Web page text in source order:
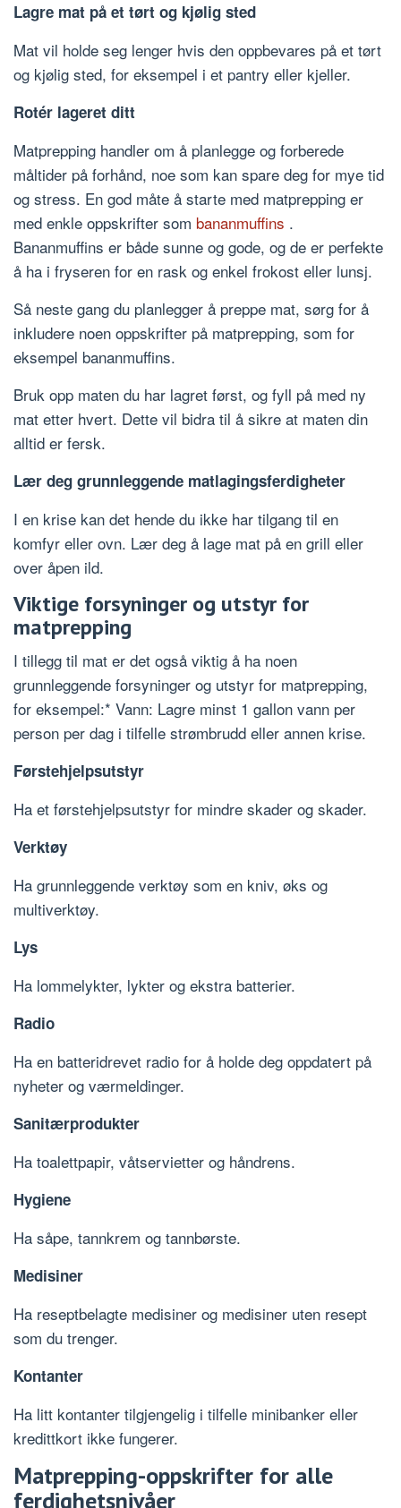
Lagre mat på et tørt og kjølig sted
Mat vil holde seg lenger hvis den oppbevares på et tørt
og kjølig sted, for eksempel i et pantry eller kjeller.
Rotér lageret ditt
Matprepping handler om å planlegge og forberede
måltider på forhånd, noe som kan spare deg for mye tid
og stress. En god måte å starte med matprepping er
med enkle oppskrifter som bananmuffins .
Bananmuffins er både sunne og gode, og de er perfekte
å ha i fryseren for en rask og enkel frokost eller lunsj.
Så neste gang du planlegger å preppe mat, sørg for å
inkludere noen oppskrifter på matprepping, som for
eksempel bananmuffins.
Bruk opp maten du har lagret først, og fyll på med ny
mat etter hvert. Dette vil bidra til å sikre at maten din
alltid er fersk.
Lær deg grunnleggende matlagingsferdigheter
I en krise kan det hende du ikke har tilgang til en
komfyr eller ovn. Lær deg å lage mat på en grill eller
over åpen ild.
Viktige forsyninger og utstyr for
matprepping
I tillegg til mat er det også viktig å ha noen
grunnleggende forsyninger og utstyr for matprepping,
for eksempel:* Vann: Lagre minst 1 gallon vann per
person per dag i tilfelle strømbrudd eller annen krise.
Førstehjelpsutstyr
Ha et førstehjelpsutstyr for mindre skader og skader.
Verktøy
Ha grunnleggende verktøy som en kniv, øks og
multiverktøy.
Lys
Ha lommelykter, lykter og ekstra batterier.
Radio
Ha en batteridrevet radio for å holde deg oppdatert på
nyheter og værmeldinger.
Sanitærprodukter
Ha toalettpapir, våtservietter og håndrens.
Hygiene
Ha såpe, tannkrem og tannbørste.
Medisiner
Ha reseptbelagte medisiner og medisiner uten resept
som du trenger.
Kontanter
Ha litt kontanter tilgjengelig i tilfelle minibanker eller
kredittkort ikke fungerer.
Matprepping-oppskrifter for alle
ferdighetsnivåer